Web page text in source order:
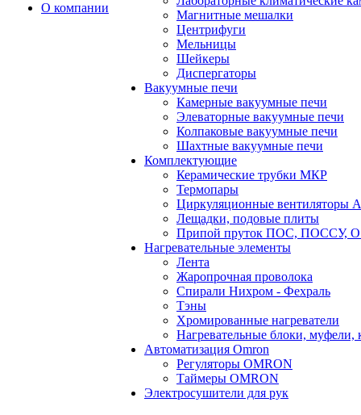
О компании
Магнитные мешалки
Центрифуги
Мельницы
Шейкеры
Диспергаторы
Вакуумные печи
Камерные вакуумные печи
Элеваторные вакуумные печи
Колпаковые вакуумные печи
Шахтные вакуумные печи
Комплектующие
Керамические трубки МКР
Термопары
Циркуляционные вентиляторы
Лещадки, подовые плиты
Припой пруток ПОС, ПОССУ,
Нагревательные элементы
Лента
Жаропрочная проволока
Спирали Нихром - Фехраль
Тэны
Хромированные нагреватели
Нагревательные блоки, муфели,
Автоматизация Omron
Регуляторы OMRON
Таймеры OMRON
Электросушители для рук